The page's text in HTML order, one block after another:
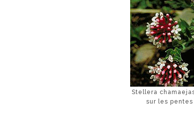
Stellera
sur les